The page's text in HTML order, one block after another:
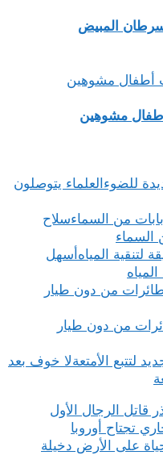
المبيض
أطفال مشوهين
العلماء يتوصلون
سلاح
السماء
أسهل
من دون طيار
لا خوف بعد
قاتل الرجال الأول
تجتاح أوروبا